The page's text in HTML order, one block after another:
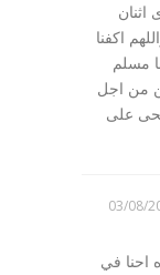
اثنان
اكفنا
مسلم
من اجل
على
03/08/
احنا في